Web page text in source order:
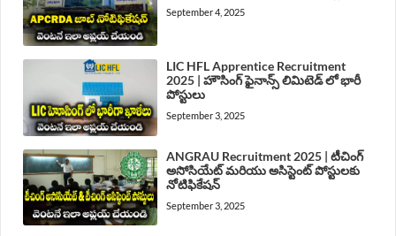
September 4, 2025
LIC HFL Apprentice Recruitment
2025 | హౌసింగ్ ఫైనాన్స్ లిమిటెడ్ లో భారీ
పోస్టులు
September 3, 2025
ANGRAU Recruitment 2025 | టీచింగ్
అసోసియేట్ మరియు అసిస్టెంట్ పోస్టులకు
నోటిఫికేషన్
September 3, 2025